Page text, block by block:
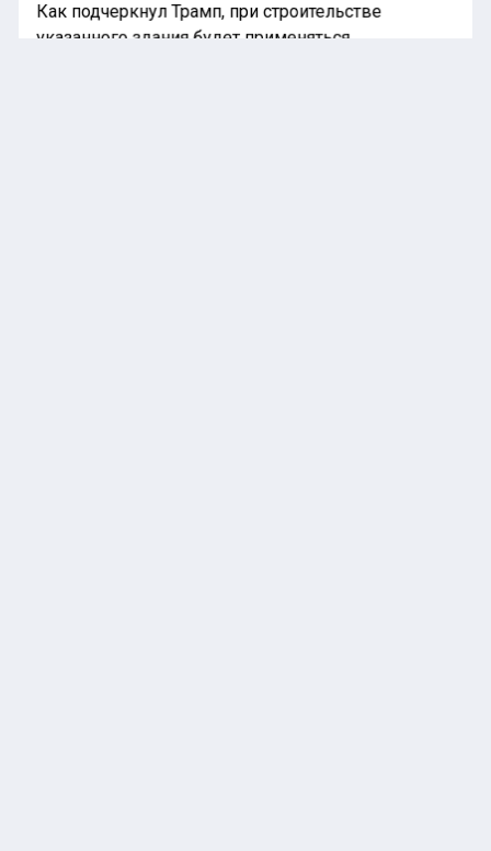
Как подчеркнул Трамп, при строительстве
указанного здания будет применяться